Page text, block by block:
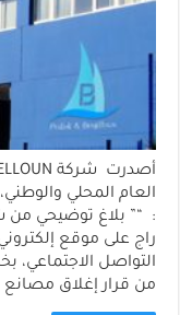
راج على موقع
التواصل
من قرار إغلاق